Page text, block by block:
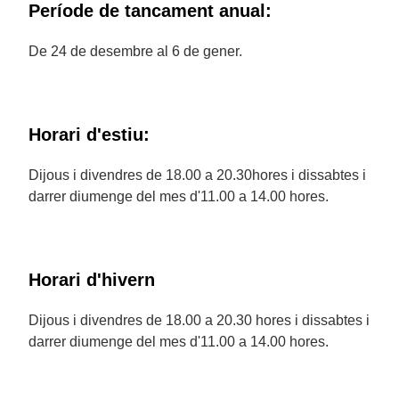
Període de tancament anual:
De 24 de desembre al 6 de gener.
Horari d'estiu:
Dijous i divendres de 18.00 a 20.30hores i dissabtes i
darrer diumenge del mes d'11.00 a 14.00 hores.
Horari d'hivern
Dijous i divendres de 18.00 a 20.30 hores i dissabtes i
darrer diumenge del mes d'11.00 a 14.00 hores.